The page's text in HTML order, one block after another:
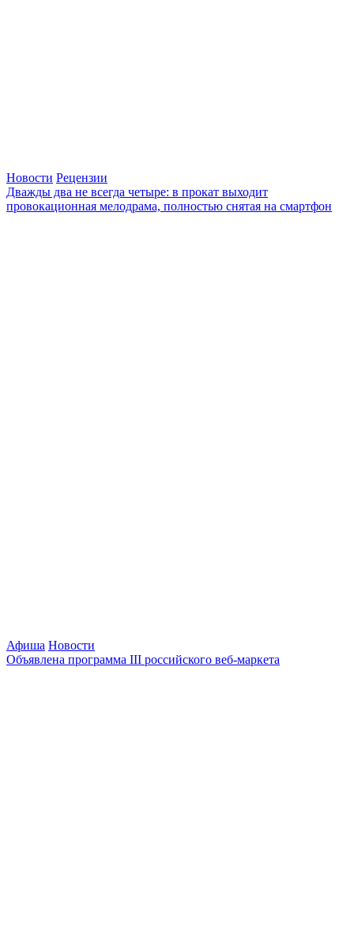
Новости Рецензии
Дважды два не всегда четыре: в прокат выходит
провокационная мелодрама, полностью снятая на смартфон
Афиша Новости
Объявлена программа III российского веб-маркета